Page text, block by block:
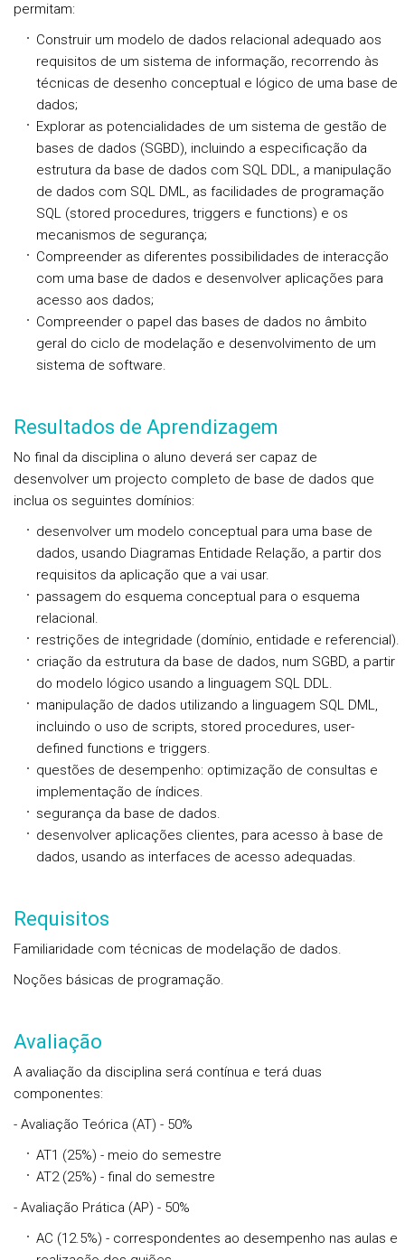
permitam:
Construir um modelo de dados relacional adequado aos
requisitos de um sistema de informação, recorrendo às
técnicas de desenho conceptual e lógico de uma base de
dados;
Explorar as potencialidades de um sistema de gestão de
bases de dados (SGBD), incluindo a especificação da
estrutura da base de dados com SQL DDL, a manipulação
de dados com SQL DML, as facilidades de programação
SQL (stored procedures, triggers e functions) e os
mecanismos de segurança;
Compreender as diferentes possibilidades de interacção
com uma base de dados e desenvolver aplicações para
acesso aos dados;
Compreender o papel das bases de dados no âmbito
geral do ciclo de modelação e desenvolvimento de um
sistema de software.
Resultados de Aprendizagem
No final da disciplina o aluno deverá ser capaz de
desenvolver um projecto completo de base de dados que
inclua os seguintes domínios:
desenvolver um modelo conceptual para uma base de
dados, usando Diagramas Entidade Relação, a partir dos
requisitos da aplicação que a vai usar.
passagem do esquema conceptual para o esquema
relacional.
restrições de integridade (domínio, entidade e referencial).
criação da estrutura da base de dados, num SGBD, a partir
do modelo lógico usando a linguagem SQL DDL.
manipulação de dados utilizando a linguagem SQL DML,
incluindo o uso de scripts, stored procedures, user-
defined functions e triggers.
questões de desempenho: optimização de consultas e
implementação de índices.
segurança da base de dados.
desenvolver aplicações clientes, para acesso à base de
dados, usando as interfaces de acesso adequadas.
Requisitos
Familiaridade com técnicas de modelação de dados.
Noções básicas de programação.
Avaliação
A avaliação da disciplina será contínua e terá duas
componentes:
- Avaliação Teórica (AT) - 50%
AT1 (25%) - meio do semestre
AT2 (25%) - final do semestre
- Avaliação Prática (AP) - 50%
AC (12.5%) - correspondentes ao desempenho nas aulas e